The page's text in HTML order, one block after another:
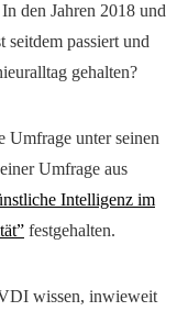
den Jahren 2018 und
seitdem passiert und
gehalten?
Umfrage unter seinen
Umfrage aus
Intelligenz im
festgehalten.
wissen, inwieweit